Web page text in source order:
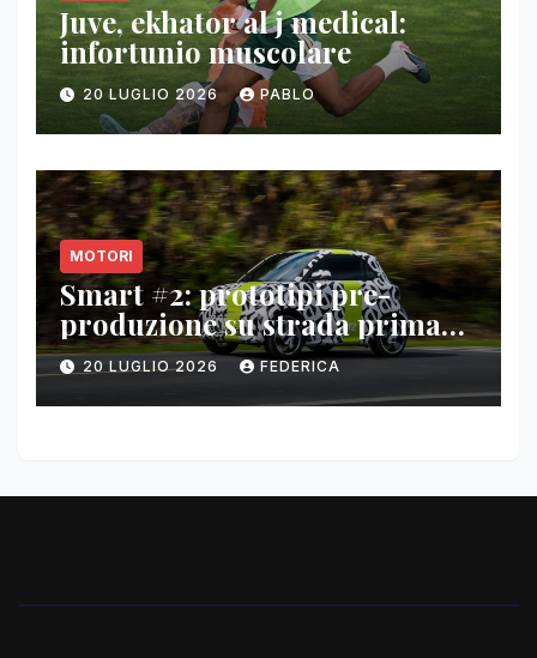
Juve, ekhator al j medical:
infortunio muscolare
20 LUGLIO 2026 PABLO
MOTORI
Smart #2: prototipi pre-
produzione su strada prima
del paris motor show 2026
20 LUGLIO 2026 FEDERICA